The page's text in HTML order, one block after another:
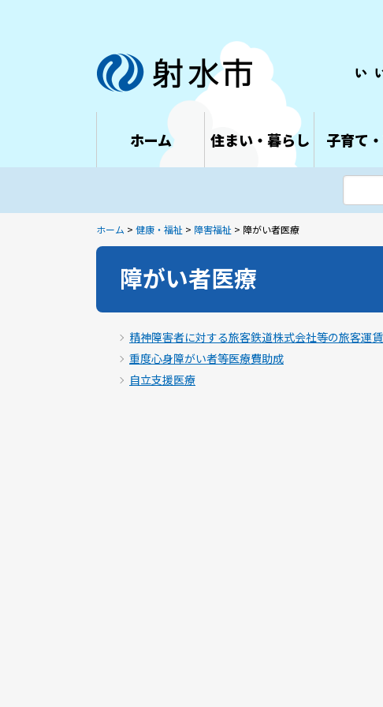
ホーム 住まい・暮らし 子育て
ホーム > 健康・福祉 > 障害福祉 > 障がい者医療
障がい者医療
精神障害者に対する旅客鉄道株式会社等の旅客運
重度心身障がい者等医療費助成
自立支援医療